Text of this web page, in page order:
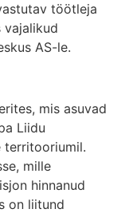
töötleja
vajalikud
AS-le.
mis asuvad
Liidu
territooriumil.
mille
hinnanud
on liitund